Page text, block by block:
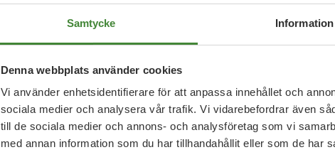
Samtycke Information
Denna webbplats använder cookies
Vi använder enhetsidentifierare för att anpassa innehållet och
sociala medier och analysera vår trafik. Vi vidarebefordrar även
till de sociala medier och annons- och analysföretag som vi
med annan information som du har tillhandahållit eller som de har
Länk:http://www.gp.se/nyheter/sverige/